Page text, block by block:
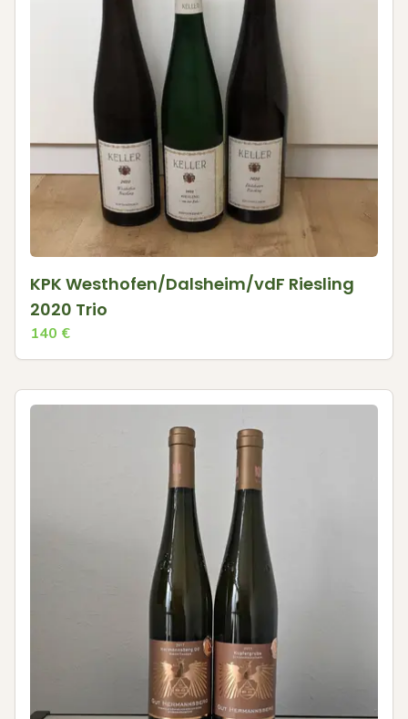
KPK Westhofen/Dalsheim/vdF Riesling
2020 Trio
140 €